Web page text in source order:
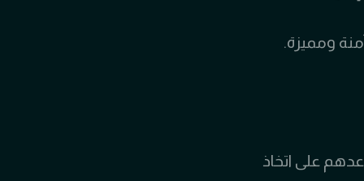
ومميزة.
على اتخاذ